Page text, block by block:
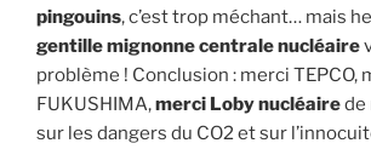
pingouins, c’est trop méchant… mais
gentille mignonne centrale nucléaire
problème ! Conclusion : merci TEPCO,
FUKUSHIMA,merci Loby nucléairede
sur les dangers du CO2 et sur